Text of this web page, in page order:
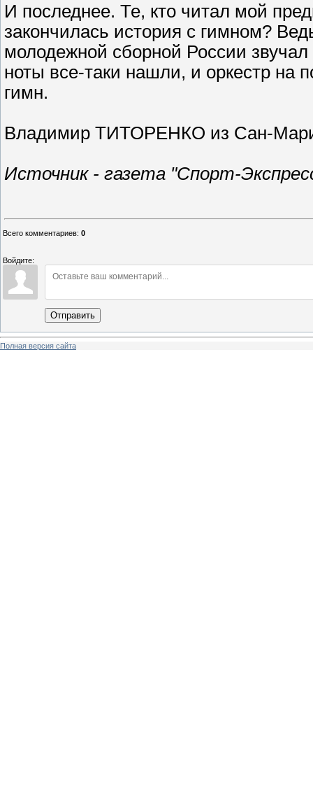
И последнее. Те, кто читал мой
закончилась история с гимном?
молодежной сборной России
ноты все-таки нашли, и оркестр на
гимн.
Владимир ТИТОРЕНКО из Сан-
Источник - газета "Спорт-
Всего комментариев: 0
Войдите:
Отправить
Полная версия сайта